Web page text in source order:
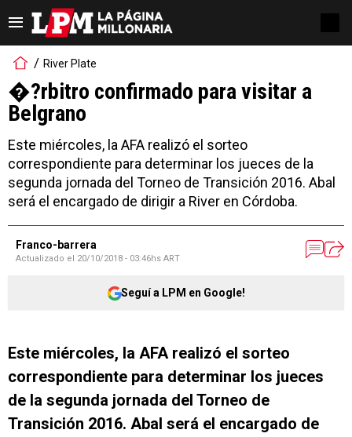
River Plate
�?rbitro confirmado para visitar a
Belgrano
Este miércoles, la AFA realizó el sorteo
correspondiente para determinar los jueces de la
segunda jornada del Torneo de Transición 2016. Abal
será el encargado de dirigir a River en Córdoba.
Franco-barrera
Actualizado el 20/10/2018 - 03:46hs ART
Seguí a LPM en Google!
Este miércoles, la AFA realizó el sorteo
correspondiente para determinar los jueces
de la segunda jornada del Torneo de
Transición 2016. Abal será el encargado de